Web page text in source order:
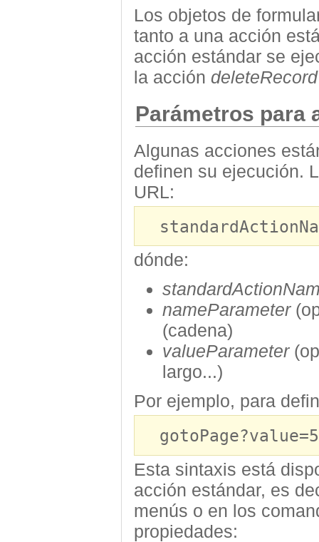
Los objetos de
tanto a una acción
acción estándar se
la acción deleteRecord
Parámetros para
Algunas acciones
definen su ejecución.
URL:
dónde:
nameParameter
(cadena)
valueParameter
largo...)
Por ejemplo, para
gotoPage?value=5
Esta sintaxis está
acción estándar, es
menús o en los
propiedades: